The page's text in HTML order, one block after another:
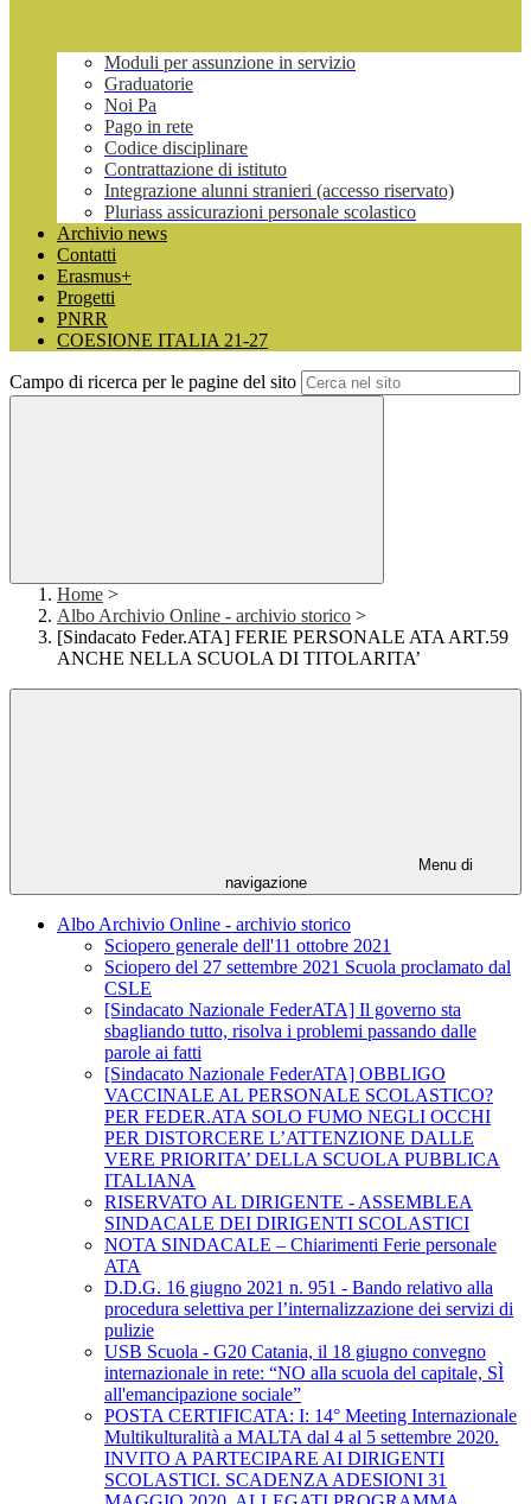
Moduli per assunzione in servizio
Graduatorie
Noi Pa
Pago in rete
Codice disciplinare
Contrattazione di istituto
Integrazione alunni stranieri (accesso riservato)
Pluriass assicurazioni personale scolastico
Archivio news
Contatti
Erasmus+
Progetti
PNRR
COESIONE ITALIA 21-27
Campo di ricerca per le pagine del sito
Home >
Albo Archivio Online - archivio storico >
[Sindacato Feder.ATA] FERIE PERSONALE ATA ART.59
ANCHE NELLA SCUOLA DI TITOLARITA’
Menu di
navigazione
Albo Archivio Online - archivio storico
Sciopero generale dell'11 ottobre 2021
Sciopero del 27 settembre 2021 Scuola proclamato dal
CSLE
[Sindacato Nazionale FederATA] Il governo sta
sbagliando tutto, risolva i problemi passando dalle
parole ai fatti
[Sindacato Nazionale FederATA] OBBLIGO
VACCINALE AL PERSONALE SCOLASTICO?
PER FEDER.ATA SOLO FUMO NEGLI OCCHI
PER DISTORCERE L’ATTENZIONE DALLE
VERE PRIORITA’ DELLA SCUOLA PUBBLICA
ITALIANA
RISERVATO AL DIRIGENTE - ASSEMBLEA
SINDACALE DEI DIRIGENTI SCOLASTICI
NOTA SINDACALE – Chiarimenti Ferie personale
ATA
D.D.G. 16 giugno 2021 n. 951 - Bando relativo alla
procedura selettiva per l’internalizzazione dei servizi di
pulizie
USB Scuola - G20 Catania, il 18 giugno convegno
internazionale in rete: “NO alla scuola del capitale, SÌ
all'emancipazione sociale”
POSTA CERTIFICATA: I: 14° Meeting Internazionale
Multikulturalità a MALTA dal 4 al 5 settembre 2020.
INVITO A PARTECIPARE AI DIRIGENTI
SCOLASTICI. SCADENZA ADESIONI 31